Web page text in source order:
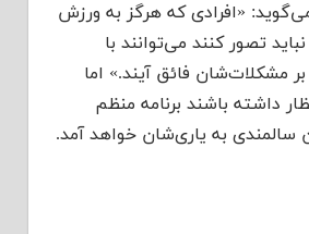
«افرادی كه هرگز به ورزش
تصور كنند می‌توانند با
مشكلات‌شان فائق آیند.» اما
داشته باشند برنامه منظم
سالمندی به یاری‌شان خواهد آمد.